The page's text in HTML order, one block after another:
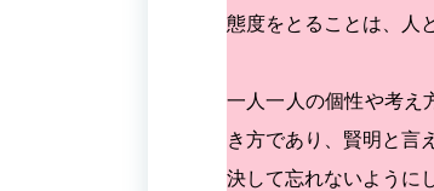
態度をとることは、人
一人一人の個性や考え
き方であり、賢明と言
決して忘れないように